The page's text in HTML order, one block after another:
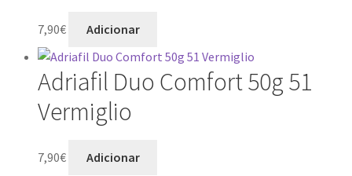
7,90€ Adicionar
Adriafil Duo Comfort 50g 51
Vermiglio
7,90€ Adicionar